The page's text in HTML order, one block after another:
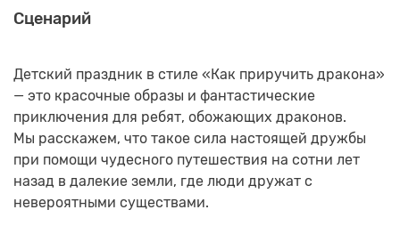
Сценарий
Детский праздник в стиле «Как приручить дракона»
— это красочные образы и фантастические
приключения для ребят, обожающих драконов.
Мы расскажем, что такое сила настоящей дружбы
при помощи чудесного путешествия на сотни лет
назад в далекие земли, где люди дружат с
невероятными существами.